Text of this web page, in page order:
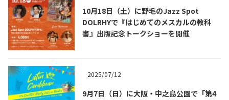
テキーラの飲み方
テキーラマップ
メキシコ料理
10月18日（土）に野毛のJazz Spot
DOLRHYで『はじめてのメスカルの教科
書』出版記念トークショーを開催
2025/07/12
9月7日（日）に大阪・中之島公園で「第4